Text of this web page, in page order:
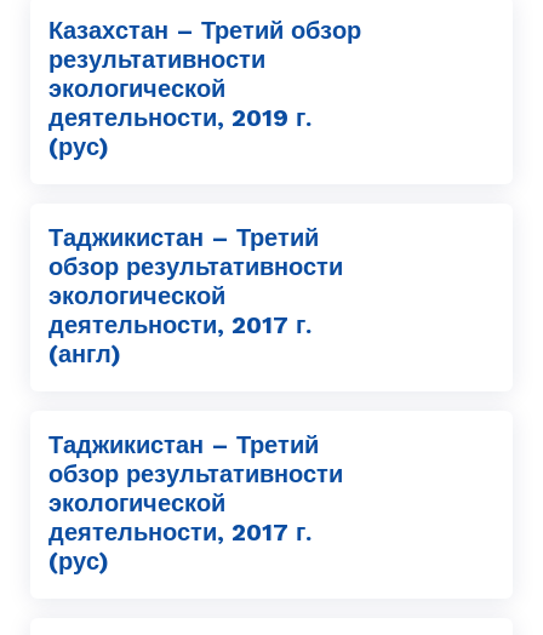
Казахстан – Третий обзор
результативности
экологической
деятельности, 2019 г.
(рус)
Таджикистан – Третий
обзор результативности
экологической
деятельности, 2017 г.
(англ)
Таджикистан – Третий
обзор результативности
экологической
деятельности, 2017 г.
(рус)